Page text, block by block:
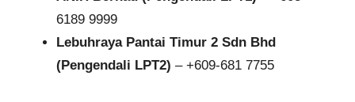
6189 9999
Lebuhraya Pantai Timur 2 Sdn Bhd
(Pengendali LPT2) – +609-681 7755